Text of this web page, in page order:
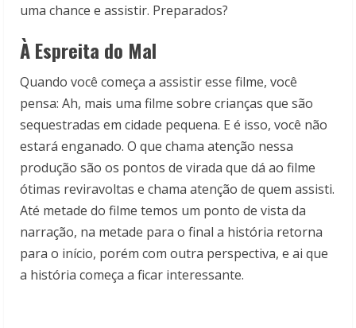
uma chance e assistir. Preparados?
À Espreita do Mal
Quando você começa a assistir esse filme, você
pensa: Ah, mais uma filme sobre crianças que são
sequestradas em cidade pequena. E é isso, você não
estará enganado. O que chama atenção nessa
produção são os pontos de virada que dá ao filme
ótimas reviravoltas e chama atenção de quem assisti.
Até metade do filme temos um ponto de vista da
narração, na metade para o final a história retorna
para o início, porém com outra perspectiva, e ai que
a história começa a ficar interessante.